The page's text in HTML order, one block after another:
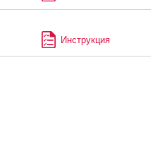
Инструкция